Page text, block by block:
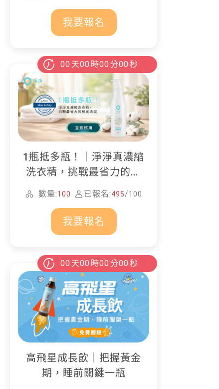
我要報名
00 天00 時00 分00 秒
1瓶抵多瓶！｜淨淨真濃縮
洗衣精，挑戰最省力的居
家清潔
數量:100 已報名:495/100
我要報名
00 天00 時00 分00 秒
高飛星成長飲｜把握黃金
期，睡前關鍵一瓶